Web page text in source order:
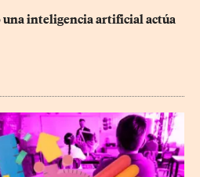
una inteligencia artificial actúa